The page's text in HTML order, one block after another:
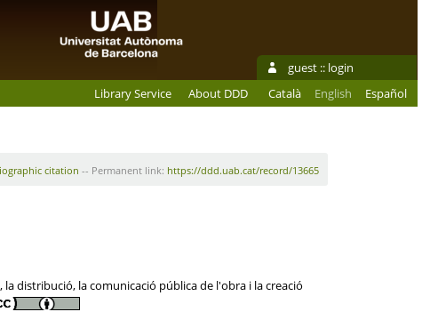
guest :: login
Library Service About DDD Català English Español
citation -- Permanent link: https://ddd.uab.cat/record/13665
distribució, la comunicació pública de l'obra i la creació